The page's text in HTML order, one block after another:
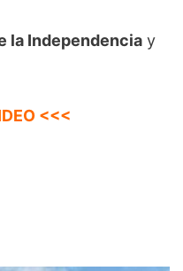
la Independencia y
<<<